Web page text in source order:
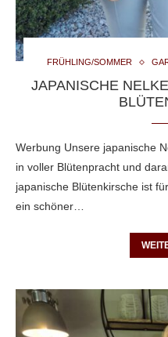
FRÜHLING/SOMMER
JAPANISCHE
Werbung Unsere japanische
in voller Blütenpracht und
japanische Blütenkirsche ist
ein schöner…